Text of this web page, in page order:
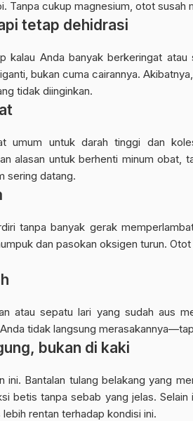
Tanpa cukup magnesium, otot
tetap dehidrasi
kalau Anda banyak berkeringat atau
bukan cuma cairannya.
tidak diinginkan.
umum untuk darah tinggi dan
alasan untuk berhenti minum obat,
sering datang.
tanpa banyak gerak
dan pasokan oksigen turun.
atau sepatu lari yang sudah aus
tidak langsung
bukan di kaki
ini. Bantalan tulang belakang yang
betis tanpa sebab yang jelas.
rentan terhadap kondisi ini.